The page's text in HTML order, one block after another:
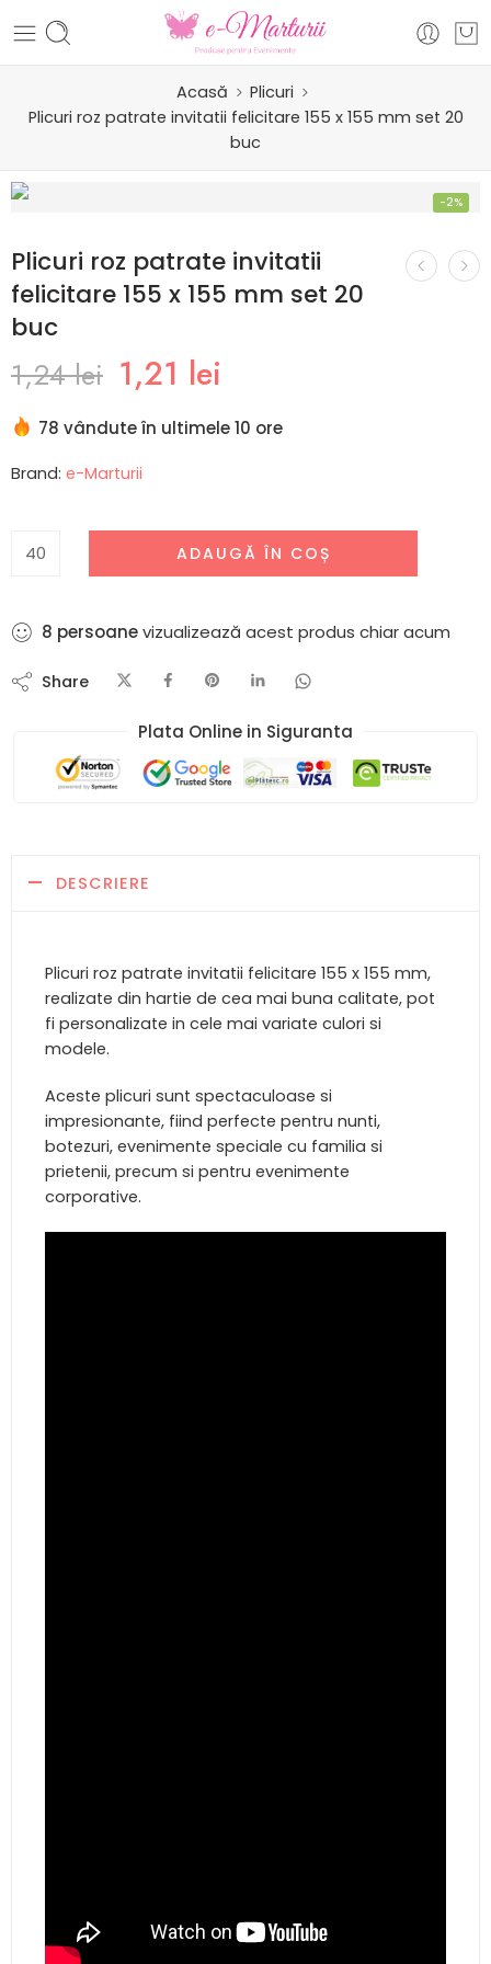
Acasă
Plicuri
Plicuri roz patrate invitatii felicitare 155 x 155 mm set 20
buc
-2%
Plicuri roz patrate invitatii
felicitare 155 x 155 mm set 20
buc
1,24lei 1,21 lei
78 vândute în ultimele 10 ore
Brand: e-Marturii
ADAUGĂ ÎN COȘ
3 persoanevizualizează acest produs chiar acum
Share
Plata Online in Siguranta​
DESCRIERE
Plicuri roz patrate invitatii felicitare 155 x 155 mm,
realizate din hartie de cea mai buna calitate, pot
fi personalizate in cele mai variate culori si
modele.
Aceste plicuri sunt spectaculoase si
impresionante, fiind perfecte pentru nunti,
botezuri, evenimente speciale cu familia si
prietenii, precum si pentru evenimente
corporative.